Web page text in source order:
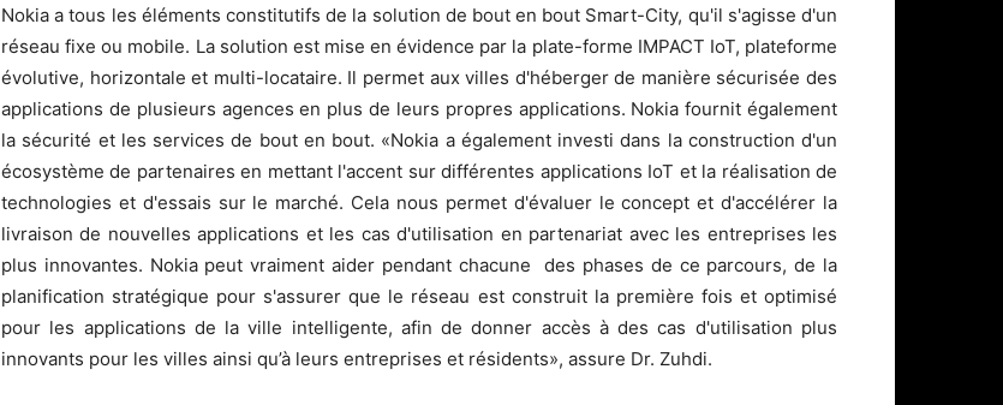
Nokia a tous les éléments constitutifs de la solution de bout en bout Smart-City, qu'il s'agisse d'un
réseau fixe ou mobile. La solution est mise en évidence par la plate-forme IMPACT IoT, plateforme
évolutive, horizontale et multi-locataire. Il permet aux villes d'héberger de manière sécurisée des
applications de plusieurs agences en plus de leurs propres applications. Nokia fournit également
la sécurité et les services de bout en bout. «Nokia a également investi dans la construction d'un
écosystème de partenaires en mettant l'accent sur différentes applications IoT et la réalisation de
technologies et d'essais sur le marché. Cela nous permet d'évaluer le concept et d'accélérer la
livraison de nouvelles applications et les cas d'utilisation en partenariat avec les entreprises les
plus innovantes. Nokia peut vraiment aider pendant chacune des phases de ce parcours, de la
planification stratégique pour s'assurer que le réseau est construit la première fois et optimisé
pour les applications de la ville intelligente, afin de donner accès à des cas d'utilisation plus
innovants pour les villes ainsi qu’à leurs entreprises et résidents», assure Dr. Zuhdi.